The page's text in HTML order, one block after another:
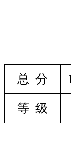
总 分
等 级